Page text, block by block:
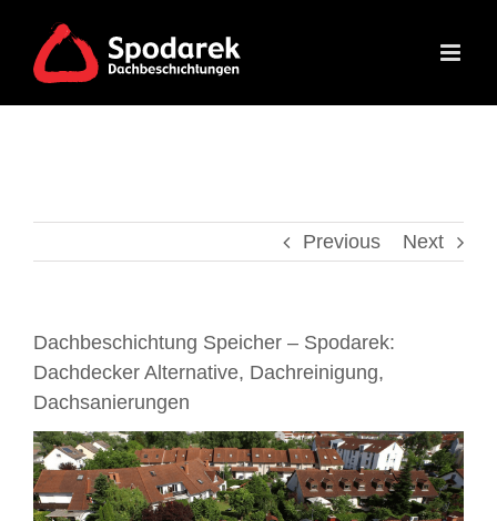
content
Previous Next
Dachbeschichtung Speicher – Spodarek:
Dachdecker Alternative, Dachreinigung,
Dachsanierungen